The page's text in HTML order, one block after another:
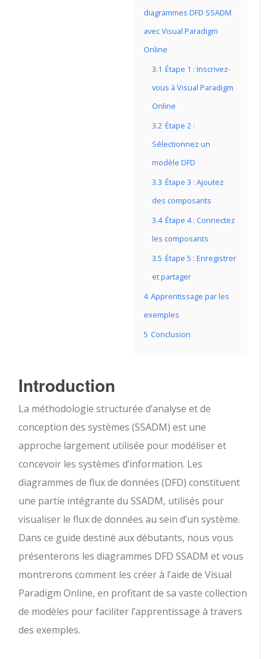
diagrammes DFD SSADM
avec Visual Paradigm
Online
3.1 Étape 1 : Inscrivez-
vous à Visual Paradigm
Online
3.2 Étape 2 :
Sélectionnez un
modèle DFD
3.3 Étape 3 : Ajoutez
des composants
3.4 Étape 4 : Connectez
les composants
3.5 Étape 5 : Enregistrer
et partager
4 Apprentissage par les
exemples
5 Conclusion
Introduction
La méthodologie structurée d’analyse et de
conception des systèmes (SSADM) est une
approche largement utilisée pour modéliser et
concevoir les systèmes d’information. Les
diagrammes de flux de données (DFD) constituent
une partie intégrante du SSADM, utilisés pour
visualiser le flux de données au sein d’un système.
Dans ce guide destiné aux débutants, nous vous
présenterons les diagrammes DFD SSADM et vous
montrerons comment les créer à l’aide de Visual
Paradigm Online, en profitant de sa vaste collection
de modèles pour faciliter l’apprentissage à travers
des exemples.